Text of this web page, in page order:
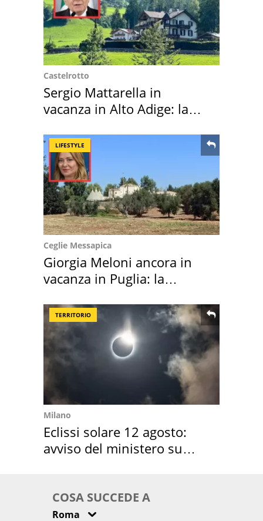
Castelrotto
Sergio Mattarella in
vacanza in Alto Adige: la
LIFESTYLE
Ceglie Messapica
Giorgia Meloni ancora in
vacanza in Puglia: la
TERRITORIO
Milano
Eclissi solare 12 agosto:
avviso del ministero su